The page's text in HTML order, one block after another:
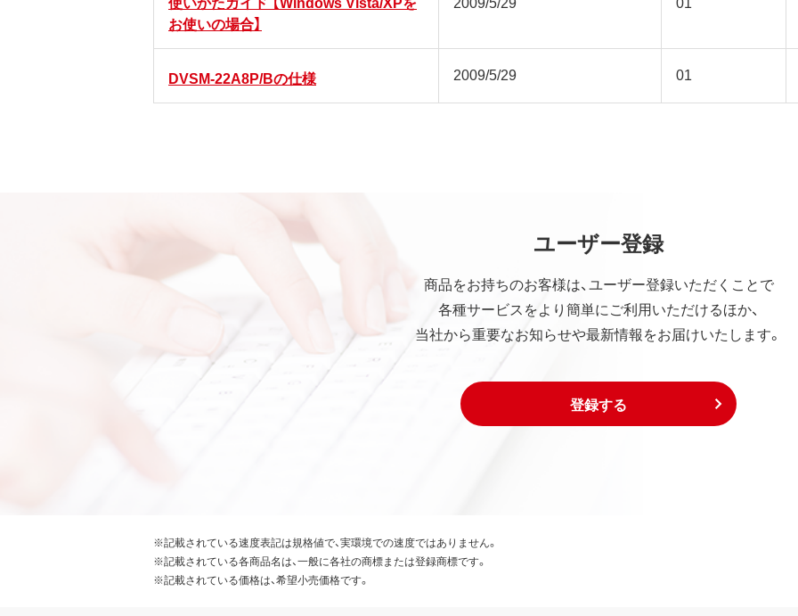
お使いの場合】
DVSM-22A8P/Bの仕様 2009/5/29 01
ユーザー登録
商品をお持ちのお客様は、ユーザー登録いただくことで
各種サービスをより簡単にご利用いただけるほか、
当社から重要なお知らせや最新情報をお届けいたします。
登録する
※記載されている速度表記は規格値で、実環境での速度ではありません。
※記載されている各商品名は、一般に各社の商標または登録商標です。
※記載されている価格は、希望小売価格です。